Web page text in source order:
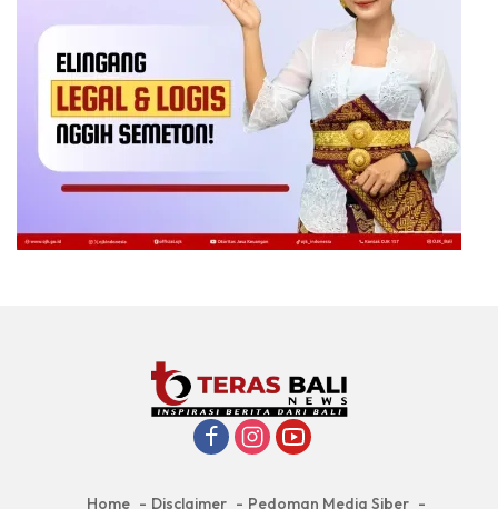
Home Disclaimer Pedoman Media Siber